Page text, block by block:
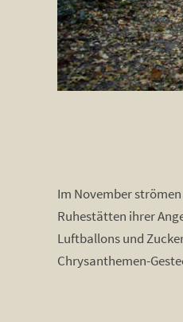
Im November
Ruhestätten ihrer
Luftballons und
Chrysanthemen-